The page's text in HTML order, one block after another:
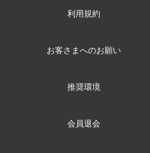
利用規約
お客さまへのお願い
推奨環境
会員退会